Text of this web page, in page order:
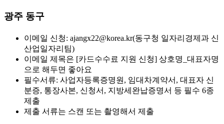
광주 동구
이메일 신청: ajangx22@korea.kr(동구청 일자리경제과 신
산업일자리팀)
이메일 제목은 [카드수수료 지원 신청] 상호명_대표자명
으로 해두면 좋아요
필수서류: 사업자등록증명원, 임대차계약서, 대표자 신
분증, 통장사본, 신청서, 지방세완납증명서 등 필수 6종
제출
제출 서류는 스캔 또는 촬영해서 제출